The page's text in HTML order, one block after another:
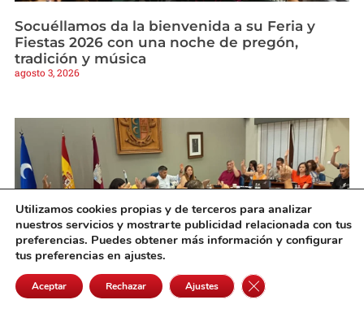
Socuéllamos da la bienvenida a su Feria y
Fiestas 2026 con una noche de pregón,
tradición y música
agosto 3, 2026
Utilizamos cookies propias y de terceros para analizar
nuestros servicios y mostrarte publicidad relacionada con tus
preferencias. Puedes obtener más información y configurar
tus preferencias en ajustes.
Aceptar Rechazar Ajustes Cerrar el banner de